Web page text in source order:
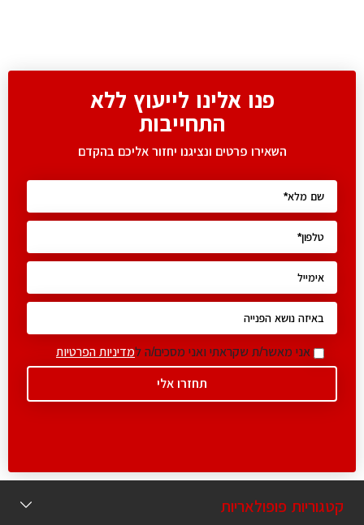
פנו אלינו לייעוץ ללא
התחייבות
השאירו פרטים ונציגנו יחזור אליכם בהקדם
אני מאשר/ת שקראתי ואני מסכים/ה למדיניות הפרטיות
קטגוריות פופולאריות